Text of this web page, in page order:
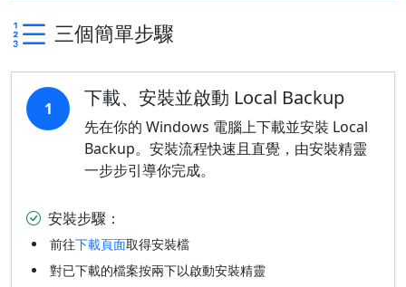
三個簡單步驟
1 下載、安裝並啟動 Local Backup
先在你的 Windows 電腦上下載並安裝 Local
Backup。安裝流程快速且直覺，由安裝精靈
一步步引導你完成。
安裝步驟：
前往下載頁面取得安裝檔
對已下載的檔案按兩下以啟動安裝精靈